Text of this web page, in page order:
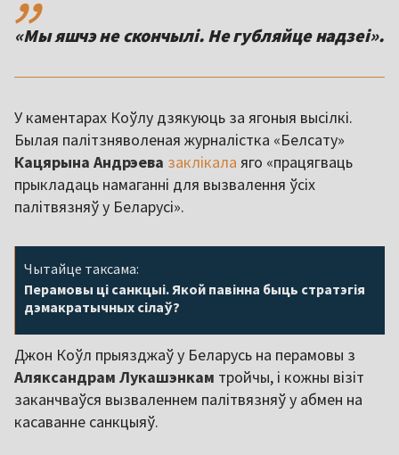
«Мы яшчэ не скончылі. Не губляйце надзеі».
У каментарах Коўлу дзякуюць за ягоныя высілкі.
Былая палітзняволеная журналістка «Белсату»
Кацярына Андрэева заклікала яго «працягваць
прыкладаць намаганні для вызвалення ўсіх
палітвязняў у Беларусі».
Чытайце таксама:
Перамовы ці санкцыі. Якой павінна быць стратэгія
дэмакратычных сілаў?
Джон Коўл прыязджаў у Беларусь на перамовы з
Аляксандрам Лукашэнкам тройчы, і кожны візіт
заканчваўся вызваленнем палітвязняў у абмен на
касаванне санкцыяў.